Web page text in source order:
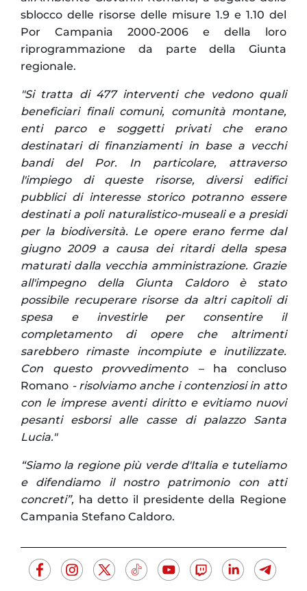
sblocco delle risorse delle misure 1.9 e 1.10 del
Por Campania 2000-2006 e della loro
riprogrammazione da parte della Giunta
regionale.
"Si tratta di 477 interventi che vedono quali
beneficiari finali comuni, comunità montane,
enti parco e soggetti privati che erano
destinatari di finanziamenti in base a vecchi
bandi del Por. In particolare, attraverso
l'impiego di queste risorse, diversi edifici
pubblici di interesse storico potranno essere
destinati a poli naturalistico-museali e a presidi
per la biodiversità. Le opere erano ferme dal
giugno 2009 a causa dei ritardi della spesa
maturati dalla vecchia amministrazione. Grazie
all'impegno della Giunta Caldoro è stato
possibile recuperare risorse da altri capitoli di
spesa e investirle per consentire il
completamento di opere che altrimenti
sarebbero rimaste incompiute e inutilizzate.
Con questo provvedimento –ha concluso
Romano - risolviamo anche i contenziosi in atto
con le imprese aventi diritto e evitiamo nuovi
pesanti esborsi alle casse di palazzo Santa
Lucia."
“Siamo la regione più verde d'Italia e tuteliamo
e difendiamo il nostro patrimonio con atti
concreti”, ha detto il presidente della Regione
Campania Stefano Caldoro.